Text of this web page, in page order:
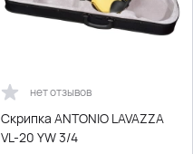
нет отзывов
Скрипка ANTONIO LAVAZZA
VL-20 YW 3/4